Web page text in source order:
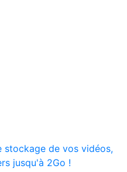
stockage de vos vidéos,
jusqu'à 2Go !